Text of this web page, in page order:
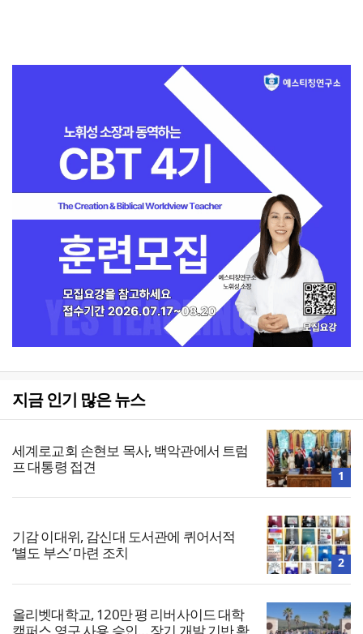
지금 인기 많은 뉴스
세계로교회 손현보 목사, 백악관에서 트럼
프 대통령 접견
1
기감 이대위, 감신대 도서관에 퀴어서적
‘별도 부스’ 마련 조치
2
올리벳대학교, 120만 평 리버사이드 대학